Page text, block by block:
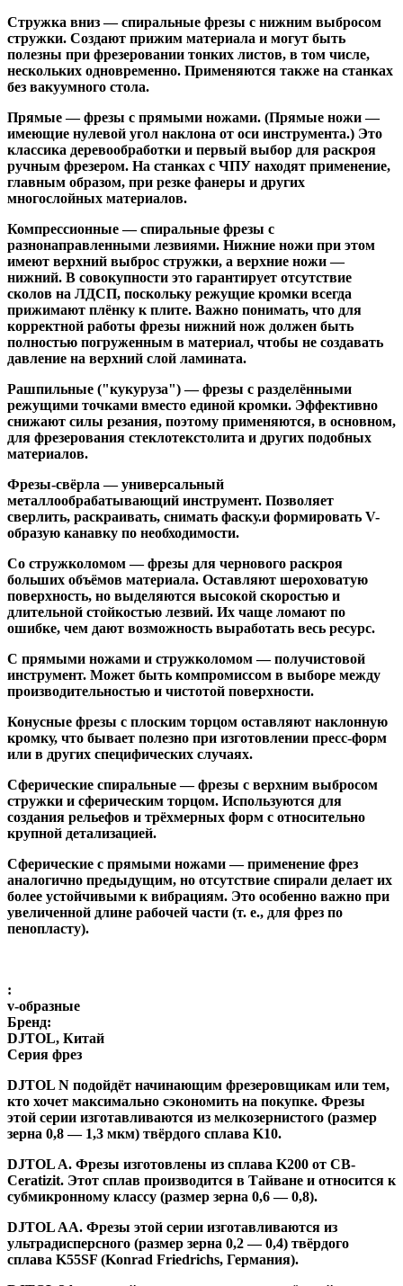
Стружка вниз— спиральные фрезы с нижним выбросом
стружки. Создают прижим материала и могут быть
полезны при фрезеровании тонких листов, в том числе,
нескольких одновременно. Применяются также на станках
без вакуумного стола.
Прямые— фрезы с прямыми ножами. (Прямые ножи —
имеющие нулевой угол наклона от оси инструмента.) Это
классика деревообработки и первый выбор для раскроя
ручным фрезером. На станках с ЧПУ находят применение,
главным образом, при резке фанеры и других
многослойных материалов.
Компрессионные— спиральные фрезы с
разнонаправленными лезвиями. Нижние ножи при этом
имеют верхний выброс стружки, а верхние ножи —
нижний. В совокупности это гарантирует отсутствие
сколов на ЛДСП, поскольку режущие кромки всегда
прижимают плёнку к плите. Важно понимать, что для
корректной работы фрезы нижний нож должен быть
полностью погруженным в материал, чтобы не создавать
давление на верхний слой ламината.
Рашпильные ("кукуруза")— фрезы с разделёнными
режущими точками вместо единой кромки. Эффективно
снижают силы резания, поэтому применяются, в основном,
для фрезерования стеклотекстолита и других подобных
материалов.
Фрезы-свёрла — универсальный
металлообрабатывающий инструмент. Позволяет
сверлить, раскраивать, снимать фаску.и формировать V-
образую канавку по необходимости.
Со стружколомом— фрезы для чернового раскроя
больших объёмов материала. Оставляют шероховатую
поверхность, но выделяются высокой скоростью и
длительной стойкостью лезвий. Их чаще ломают по
ошибке, чем дают возможность выработать весь ресурс.
С прямыми ножами и стружколомом— получистовой
инструмент. Может быть компромиссом в выборе между
производительностью и чистотой поверхности.
Конусные фрезы с плоским торцом оставляют наклонную
кромку, что бывает полезно при изготовлении пресс-форм
или в других специфических случаях.
Сферические спиральные— фрезы с верхним выбросом
стружки и сферическим торцом. Используются для
создания рельефов и трёхмерных форм с относительно
крупной детализацией.
Сферические с прямыми ножами— применение фрез
аналогично предыдущим, но отсутствие спирали делает их
более устойчивыми к вибрациям. Это особенно важно при
увеличенной длине рабочей части (т. е., для фрез по
пенопласту).
:
v-образные
Бренд:
DJTOL, Китай
Серия фрез
DJTOL N подойдёт начинающим фрезеровщикам или тем,
кто хочет максимально сэкономить на покупке. Фрезы
этой серии изготавливаются из мелкозернистого (размер
зерна 0,8 — 1,3 мкм) твёрдого сплава K10.
DJTOL A. Фрезы изготовлены из сплава K200 от CB-
Ceratizit. Этот сплав производится в Тайване и относится к
субмикронному классу (размер зерна 0,6 — 0,8).
DJTOL AA. Фрезы этой серии изготавливаются из
ультрадисперсного (размер зерна 0,2 — 0,4) твёрдого
сплава K55SF (Konrad Friedrichs, Германия).